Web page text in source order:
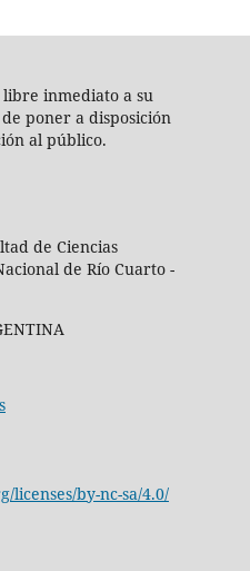
libre inmediato a su
poner a disposición
al público.
de Ciencias
de Río Cuarto -
licenses/by-nc-sa/4.0/